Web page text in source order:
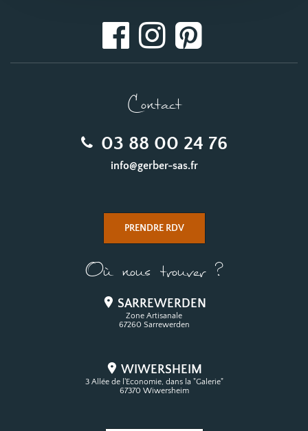
Contact
03 88 00 24 76
info@gerber-sas.fr
PRENDRE RDV
Où nous trouver ?
SARREWERDEN
Zone Artisanale
67260 Sarrewerden
WIWERSHEIM
3 Allée de l'Economie, dans la "Galerie"
67370 Wiwersheim